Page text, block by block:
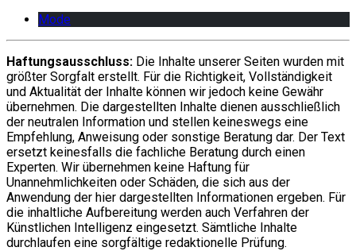
Mode
Haftungsausschluss: Die Inhalte unserer Seiten wurden mit
größter Sorgfalt erstellt. Für die Richtigkeit, Vollständigkeit
und Aktualität der Inhalte können wir jedoch keine Gewähr
übernehmen. Die dargestellten Inhalte dienen ausschließlich
der neutralen Information und stellen keineswegs eine
Empfehlung, Anweisung oder sonstige Beratung dar. Der Text
ersetzt keinesfalls die fachliche Beratung durch einen
Experten. Wir übernehmen keine Haftung für
Unannehmlichkeiten oder Schäden, die sich aus der
Anwendung der hier dargestellten Informationen ergeben. Für
die inhaltliche Aufbereitung werden auch Verfahren der
Künstlichen Intelligenz eingesetzt. Sämtliche Inhalte
durchlaufen eine sorgfältige redaktionelle Prüfung.